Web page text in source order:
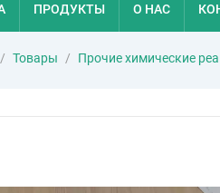
ПРОДУКТЫ О НАС
Товары Прочие химические